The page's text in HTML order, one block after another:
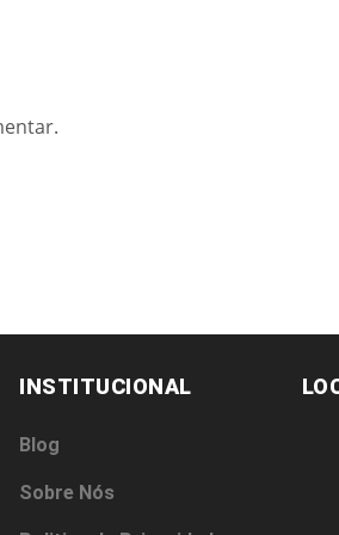
INSTITUCIONAL
Blog
Sobre Nós